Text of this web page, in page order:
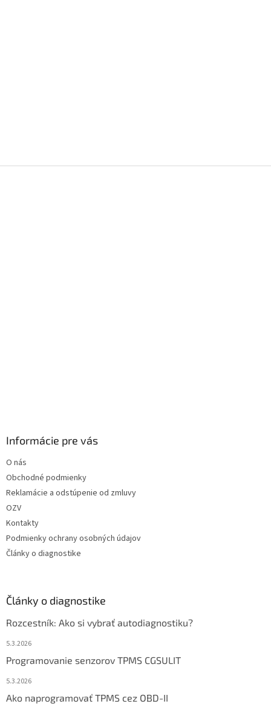
Informácie pre vás
O nás
Obchodné podmienky
Reklamácie a odstúpenie od zmluvy
OZV
Kontakty
Podmienky ochrany osobných údajov
Články o diagnostike
Články o diagnostike
Rozcestník: Ako si vybrať autodiagnostiku?
5.3.2026
Programovanie senzorov TPMS CGSULIT
5.3.2026
Ako naprogramovať TPMS cez OBD-II